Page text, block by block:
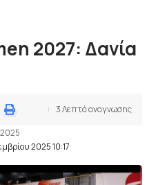
2027: Δανία
2025 10:17
3 Λεπτά αναγνωσης